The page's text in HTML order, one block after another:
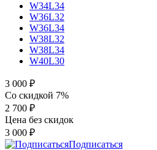
W34L34
W36L32
W36L34
W38L32
W38L34
W40L30
3 000 ₽
Со скидкой 7%
2 700 ₽
Цена без скидок
3 000 ₽
Подписаться